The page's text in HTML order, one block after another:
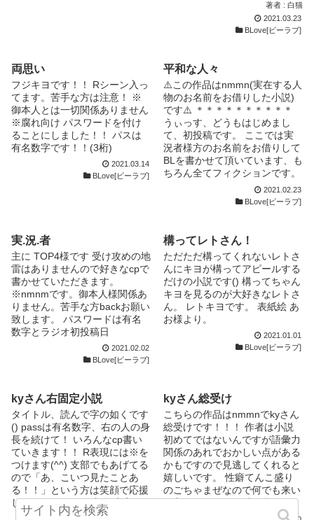
著者 : 白猫
2021.03.23
BLove[ビーラブ]
両思い
フジキヨです！！ Rシーン入っ
てます。苦手な方は注意！ ※
御本人とは一切関係ありません
※腐れ向け パスワードを付け
ることにしました！！ パスは
有名数字です！！(3桁)
2021.03.14
BLove[ビーラブ]
平和な人々
⚠️この作品はnmmn(実在する人
物のお名前をお借りした小説)
です⚠️ ＊＊＊＊＊＊＊＊＊＊
うぃっす、どうもはじめまし
て、初投稿です。 ここでは実
況者様方のお名前をお借りして
BLを書かせて頂いています、も
ちろん全てフィクションです。
ほぼ全部R18です(違う時はRな
しと書きます) 基本視点あると
ます、苦手な方は逃げてくださ
い、今すぐブラウザバック！
ちなみに主には語彙力というも
のがクソみたいに無いのでそこ
はよろしくおねがいします 誤
字脱字あればコメントで教えて
頂けるとありがたいです ＊＊
＊＊＊＊＊＊＊＊ ⚠️もう一度言
いますがご本人様方とは全く関
係の無いただの妄想です で
受け(北ヤン居る時は左です) ↑
これを主に書きますが今のとこ
ろ北ヤン受けしか書いていませ
ん 地雷 ✕さーおれの北ヤン以
外の3人の受け 以上です ＊＊＊
＊＊＊＊＊＊＊ ❁小説本編以外
(お知らせなど)はタイトルに
❁←をつけますので興味無い方
は飛ばして頂いて構いません ❁
リクエストなど一応常時受け付
2021.02.23
BLove[ビーラブ]
実.況.者
主に TOP4様です 受け攻めの地
雷はありませんので好きなcpで
書かせていただきます。
※nmnmです。御本人様関係あ
りません。苦手な方backお願い
致します。 パスワードは有名
数字とラジオ初投稿日
2021.02.02
BLove[ビーラブ]
構ってレトさん！
ただただ構ってくれないレトさ
んにキヨが構ってアピールする
だけの小説です() 構ってちゃん
キヨを見るのが大好きなレトさ
ん。 レトキヨです。 表紙絵 あ
お様より。
2021.01.01
BLove[ビーラブ]
kyさん右固定小説
タイトル、読んで字の如くです
() passは有名数字、右の人の身
長を続けて！ いろんなcp書い
ていきます！！ R表現には※を
つけます(^^) 支部でもあげてる
ので「あ、こいつ見たことあ
る！！」という方は笑顔で応援
してください((( 更新頻度高め
で行きたいなと思ってます！！
kyさん総受け
こちらの作品はnmmnでkyさん
総受けです！！！ 作者は小説
初めてではないんですが語彙力
関係のあれでおかしい点がある
かもですので見逃してくれると
嬉しいです。 性癖てんこ盛り
のごちゃまぜなので何でも来い
な方だけ！！！ ご本人様とは
一切関係ありません。 passは